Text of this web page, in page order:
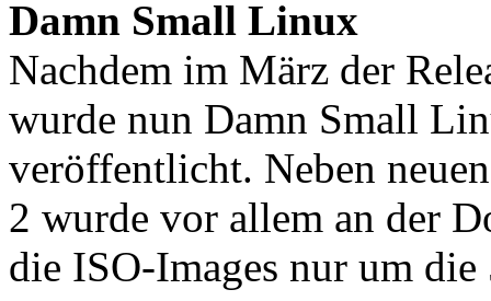
Damn Small Linux
Nachdem im März der
wurde nun Damn Small
veröffentlicht. Neben
2 wurde vor allem an der
die ISO-Images nur um